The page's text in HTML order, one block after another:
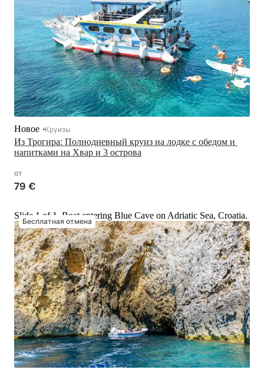
Из Трогира: Полнодневный круиз на лодке с обедом и
напитками на Хвар и 3 острова
Новое Круизы
от
79 €
Бесплатная отмена
Slide 1 of 1, Boat entering Blue Cave on Adriatic Sea, Croatia.